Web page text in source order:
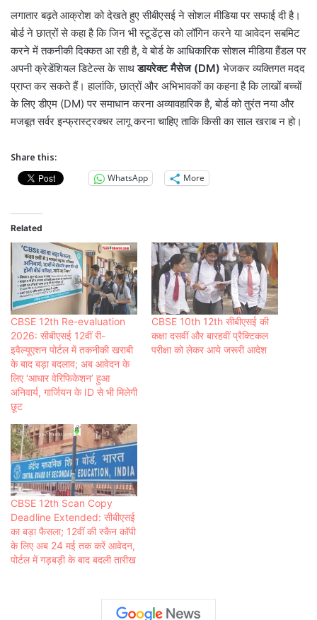
लगातार बढ़ते आक्रोश को देखते हुए सीबीएसई ने सोशल मीडिया पर सफाई दी है।
बोर्ड ने छात्रों से कहा है कि जिन भी स्टूडेंट्स को लॉगिन करने या आवेदन सबमिट
करने में तकनीकी दिक्कत आ रही है, वे बोर्ड के आधिकारिक सोशल मीडिया हैंडल पर
अपनी क्रेडेंशियल डिटेल्स के साथडायरेक्ट मैसेज (DM) भेजकर व्यक्तिगत मदद
प्राप्त कर सकते हैं। हालांकि, छात्रों और अभिभावकों का कहना है कि लाखों बच्चों
के लिए डीएम (DM) पर समाधान करना अव्यावहारिक है, बोर्ड को तुरंत नया और
मजबूत सर्वर इन्फ्रास्ट्रक्चर लागू करना चाहिए ताकि किसी का साल खराब न हो।
Share this:
WhatsApp
More
Related
CBSE 12th Re-evaluation
2026: सीबीएसई 12वीं री-
इवैल्यूएशन पोर्टल में तकनीकी खराबी
के बाद बड़ा बदलाव; अब आवेदन के
लिए ‘आधार वेरिफिकेशन’ हुआ
अनिवार्य, गार्जियन के ID से भी मिलेगी
छूट
CBSE 10th 12th सीबीएसई की
कक्षा दसवीं और बारहवीं प्रैक्टिकल
परीक्षा को लेकर आये जरूरी आदेश
CBSE 12th Scan Copy
Deadline Extended: सीबीएसई
का बड़ा फैसला; 12वीं की स्कैन कॉपी
के लिए अब 24 मई तक करें आवेदन,
पोर्टल में गड़बड़ी के बाद बदली तारीख